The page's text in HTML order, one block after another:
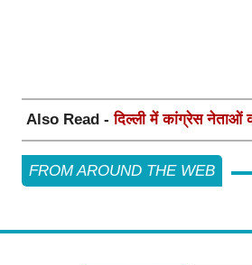
Also Read -दिल्ली में कांग्रेस नेताओं
FROM AROUND THE WEB